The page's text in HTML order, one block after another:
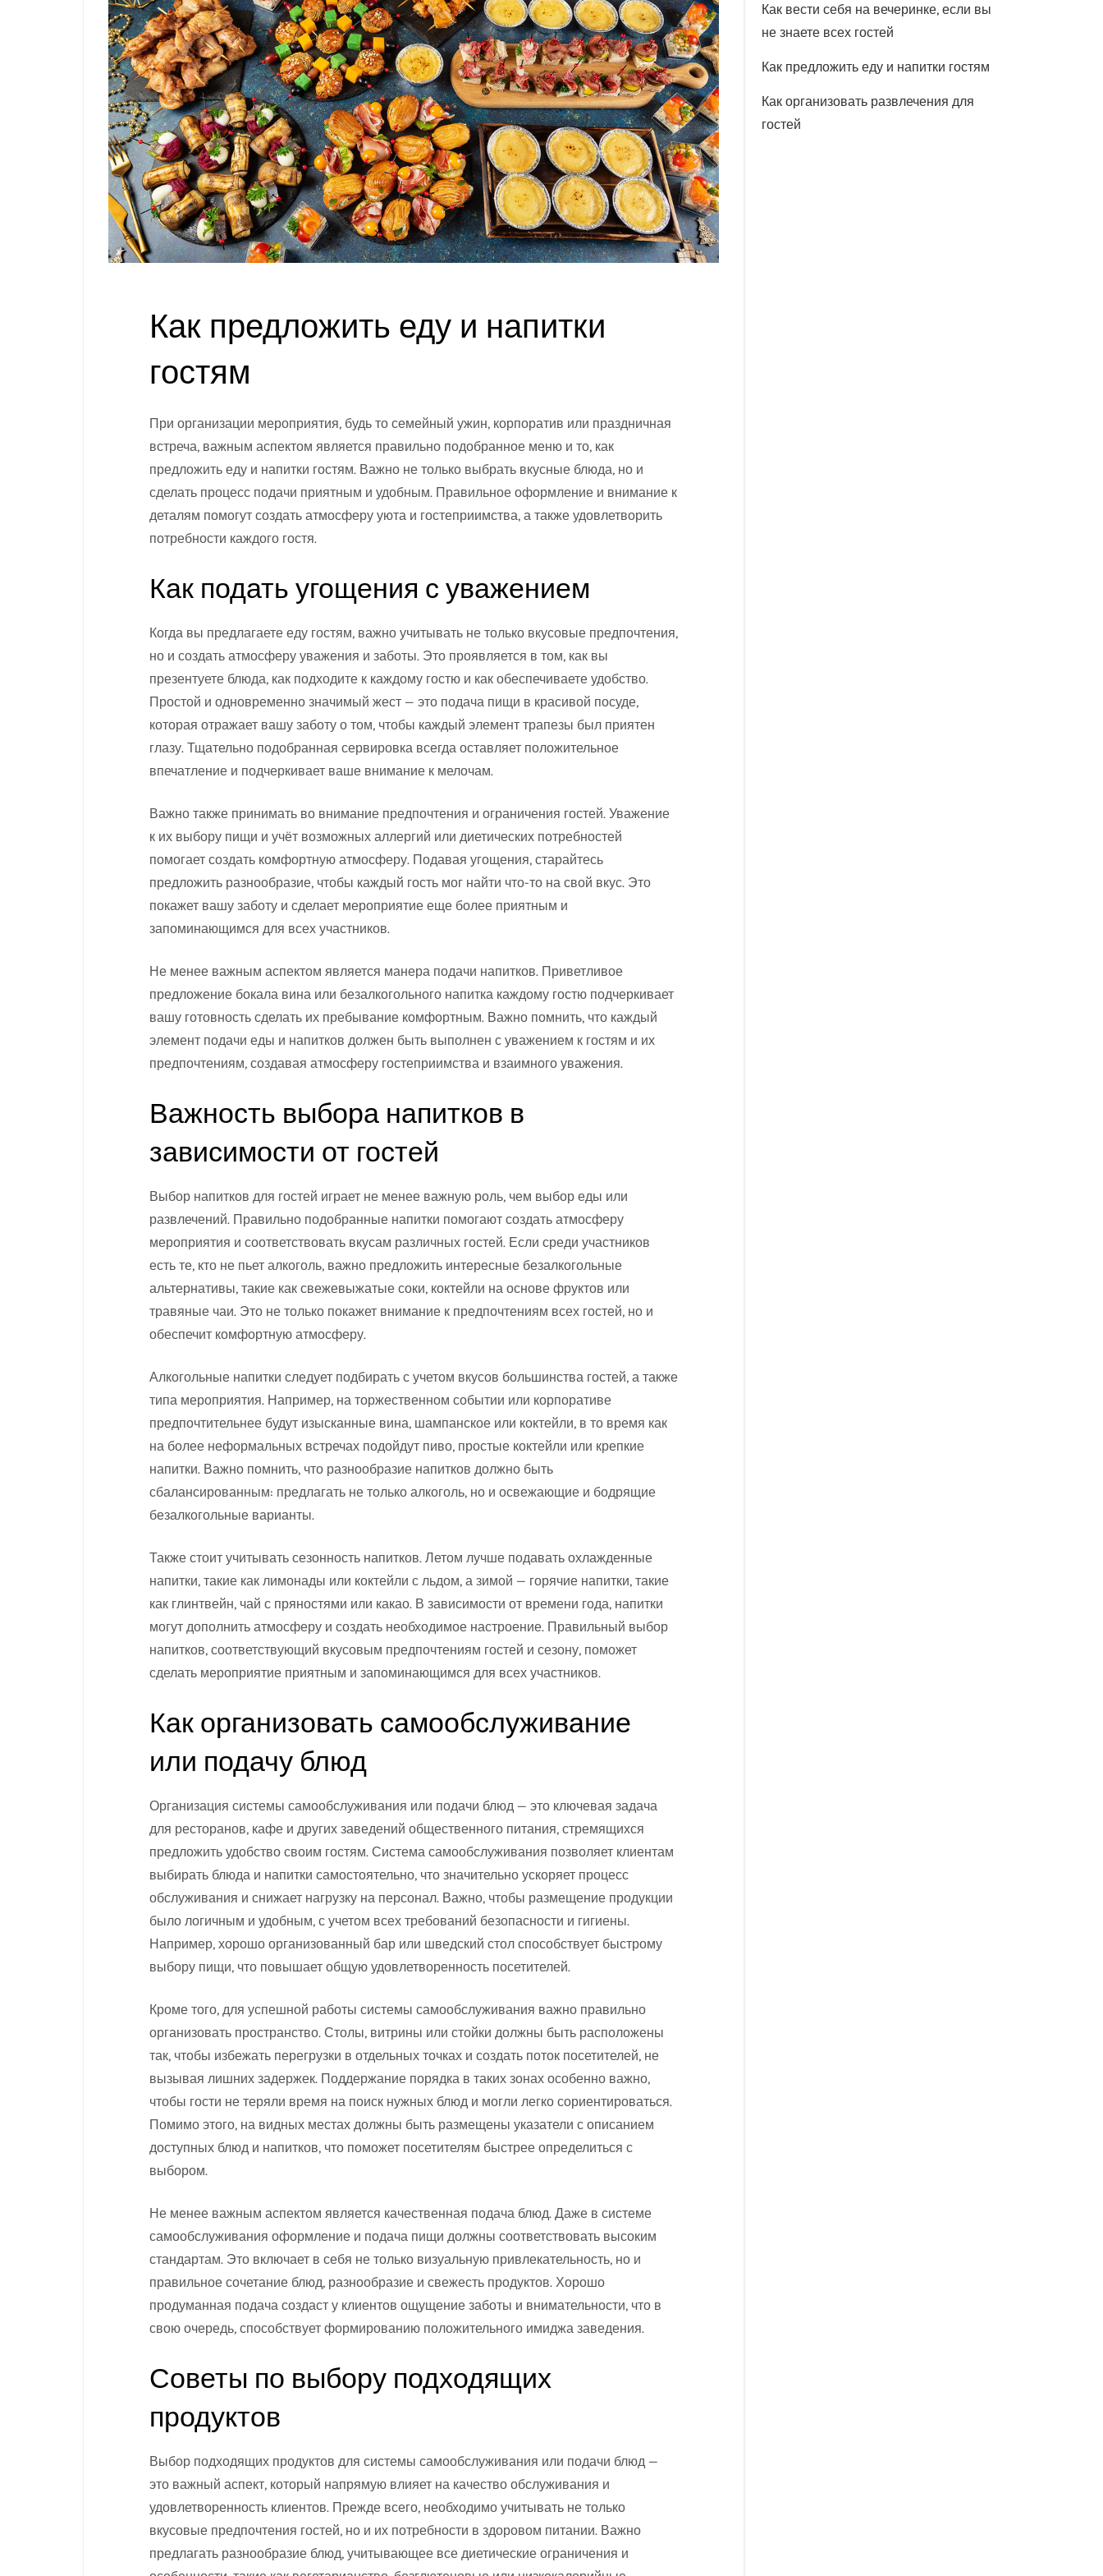
Как предложить еду и напитки
гостям
При организации мероприятия, будь то семейный ужин, корпоратив или праздничная
встреча, важным аспектом является правильно подобранное меню и то, как
предложить еду и напитки гостям. Важно не только выбрать вкусные блюда, но и
сделать процесс подачи приятным и удобным. Правильное оформление и внимание к
деталям помогут создать атмосферу уюта и гостеприимства, а также удовлетворить
потребности каждого гостя.
Как подать угощения с уважением
Когда вы предлагаете еду гостям, важно учитывать не только вкусовые предпочтения,
но и создать атмосферу уважения и заботы. Это проявляется в том, как вы
презентуете блюда, как подходите к каждому гостю и как обеспечиваете удобство.
Простой и одновременно значимый жест — это подача пищи в красивой посуде,
которая отражает вашу заботу о том, чтобы каждый элемент трапезы был приятен
глазу. Тщательно подобранная сервировка всегда оставляет положительное
впечатление и подчеркивает ваше внимание к мелочам.
Важно также принимать во внимание предпочтения и ограничения гостей. Уважение
к их выбору пищи и учёт возможных аллергий или диетических потребностей
помогает создать комфортную атмосферу. Подавая угощения, старайтесь
предложить разнообразие, чтобы каждый гость мог найти что-то на свой вкус. Это
покажет вашу заботу и сделает мероприятие еще более приятным и
запоминающимся для всех участников.
Не менее важным аспектом является манера подачи напитков. Приветливое
предложение бокала вина или безалкогольного напитка каждому гостю подчеркивает
вашу готовность сделать их пребывание комфортным. Важно помнить, что каждый
элемент подачи еды и напитков должен быть выполнен с уважением к гостям и их
предпочтениям, создавая атмосферу гостеприимства и взаимного уважения.
Важность выбора напитков в
зависимости от гостей
Выбор напитков для гостей играет не менее важную роль, чем выбор еды или
развлечений. Правильно подобранные напитки помогают создать атмосферу
мероприятия и соответствовать вкусам различных гостей. Если среди участников
есть те, кто не пьет алкоголь, важно предложить интересные безалкогольные
альтернативы, такие как свежевыжатые соки, коктейли на основе фруктов или
травяные чаи. Это не только покажет внимание к предпочтениям всех гостей, но и
обеспечит комфортную атмосферу.
Алкогольные напитки следует подбирать с учетом вкусов большинства гостей, а также
типа мероприятия. Например, на торжественном событии или корпоративе
предпочтительнее будут изысканные вина, шампанское или коктейли, в то время как
на более неформальных встречах подойдут пиво, простые коктейли или крепкие
напитки. Важно помнить, что разнообразие напитков должно быть
сбалансированным: предлагать не только алкоголь, но и освежающие и бодрящие
безалкогольные варианты.
Также стоит учитывать сезонность напитков. Летом лучше подавать охлажденные
напитки, такие как лимонады или коктейли с льдом, а зимой — горячие напитки, такие
как глинтвейн, чай с пряностями или какао. В зависимости от времени года, напитки
могут дополнить атмосферу и создать необходимое настроение. Правильный выбор
напитков, соответствующий вкусовым предпочтениям гостей и сезону, поможет
сделать мероприятие приятным и запоминающимся для всех участников.
Как организовать самообслуживание
или подачу блюд
Организация системы самообслуживания или подачи блюд — это ключевая задача
для ресторанов, кафе и других заведений общественного питания, стремящихся
предложить удобство своим гостям. Система самообслуживания позволяет клиентам
выбирать блюда и напитки самостоятельно, что значительно ускоряет процесс
обслуживания и снижает нагрузку на персонал. Важно, чтобы размещение продукции
было логичным и удобным, с учетом всех требований безопасности и гигиены.
Например, хорошо организованный бар или шведский стол способствует быстрому
выбору пищи, что повышает общую удовлетворенность посетителей.
Кроме того, для успешной работы системы самообслуживания важно правильно
организовать пространство. Столы, витрины или стойки должны быть расположены
так, чтобы избежать перегрузки в отдельных точках и создать поток посетителей, не
вызывая лишних задержек. Поддержание порядка в таких зонах особенно важно,
чтобы гости не теряли время на поиск нужных блюд и могли легко сориентироваться.
Помимо этого, на видных местах должны быть размещены указатели с описанием
доступных блюд и напитков, что поможет посетителям быстрее определиться с
выбором.
Не менее важным аспектом является качественная подача блюд. Даже в системе
самообслуживания оформление и подача пищи должны соответствовать высоким
стандартам. Это включает в себя не только визуальную привлекательность, но и
правильное сочетание блюд, разнообразие и свежесть продуктов. Хорошо
продуманная подача создаст у клиентов ощущение заботы и внимательности, что в
свою очередь, способствует формированию положительного имиджа заведения.
Советы по выбору подходящих
продуктов
Выбор подходящих продуктов для системы самообслуживания или подачи блюд —
это важный аспект, который напрямую влияет на качество обслуживания и
удовлетворенность клиентов. Прежде всего, необходимо учитывать не только
вкусовые предпочтения гостей, но и их потребности в здоровом питании. Важно
предлагать разнообразие блюд, учитывающее все диетические ограничения и
Как вести себя на вечеринке, если вы
не знаете всех гостей
Как предложить еду и напитки гостям
Как организовать развлечения для
гостей